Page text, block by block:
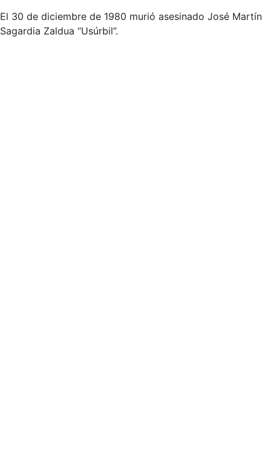
El 30 de diciembre de 1980 murió asesinado José Martín
Sagardia Zaldua “Usúrbil”.